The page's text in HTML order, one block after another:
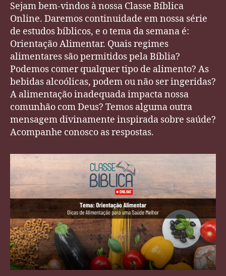
Sejam bem-vindos à nossa Classe Bíblica
Online. Daremos continuidade em nossa série
de estudos bíblicos, e o tema da semana é:
Orientação Alimentar. Quais regimes
alimentares são permitidos pela Bíblia?
Podemos comer qualquer tipo de alimento? As
bebidas alcoólicas, podem ou não ser ingeridas?
A alimentação inadequada impacta nossa
comunhão com Deus? Temos alguma outra
mensagem divinamente inspirada sobre saúde?
Acompanhe conosco as respostas.